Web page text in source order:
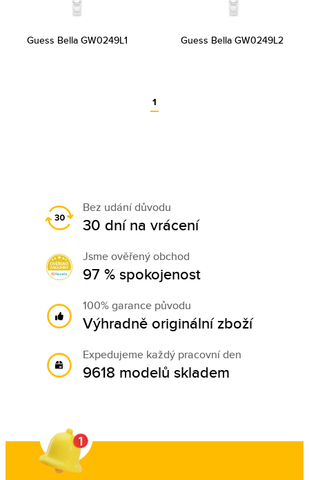
Guess Bella GW0249L1 Guess Bella GW0249L2
1
Bez udání důvodu
30 dní na vrácení
Jsme ověřený obchod
97 % spokojenost
100% garance původu
Výhradně originální zboží
Expedujeme každý pracovní den
9618 modelů skladem